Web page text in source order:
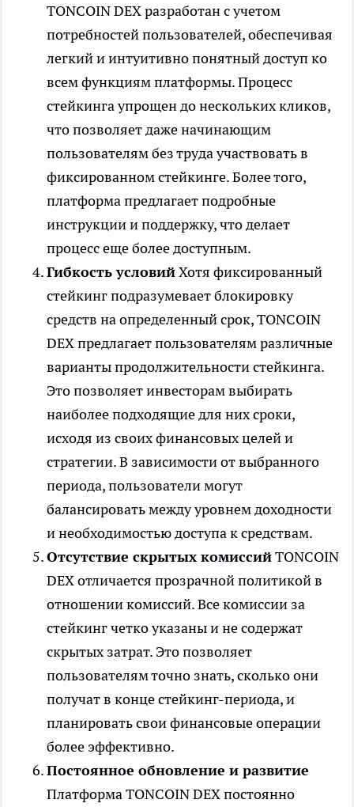
TONCOIN DEX разработан с учетом
потребностей пользователей, обеспечивая
легкий и интуитивно понятный доступ ко
всем функциям платформы. Процесс
стейкинга упрощен до нескольких кликов,
что позволяет даже начинающим
пользователям без труда участвовать в
фиксированном стейкинге. Более того,
платформа предлагает подробные
инструкции и поддержку, что делает
процесс еще более доступным.
Гибкость условийХотя фиксированный
стейкинг подразумевает блокировку
средств на определенный срок, TONCOIN
DEX предлагает пользователям различные
варианты продолжительности стейкинга.
Это позволяет инвесторам выбирать
наиболее подходящие для них сроки,
исходя из своих финансовых целей и
стратегии. В зависимости от выбранного
периода, пользователи могут
балансировать между уровнем доходности
и необходимостью доступа к средствам.
Отсутствие скрытых комиссийTONCOIN
DEX отличается прозрачной политикой в
отношении комиссий. Все комиссии за
стейкинг четко указаны и не содержат
скрытых затрат. Это позволяет
пользователям точно знать, сколько они
получат в конце стейкинг-периода, и
планировать свои финансовые операции
более эффективно.
Постоянное обновление и развитие
Платформа TONCOIN DEX постоянно